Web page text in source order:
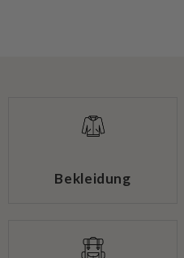
Bekleidung